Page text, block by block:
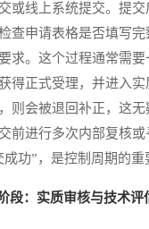
或线上系统提交。提
查申请表格是否填写
求。这个过程通常需
得正式受理，并进入
则会被退回补正，这
前进行多次内部复核
功”，是控制周期的重
段：实质审核与技术评